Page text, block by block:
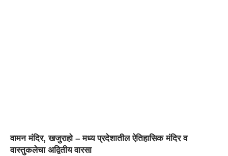
वामन मंदिर, खजुराहो – मध्य प्रदेशातील ऐतिहासिक मंदिर व
वास्तुकलेचा अद्वितीय वारसा